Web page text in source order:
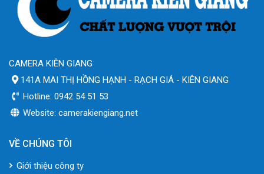
CAMERA KIÊN GIANG
141A MAI THỊ HỒNG HẠNH - RẠCH GIÁ - KIÊN GIANG
Hotline: 0942 54 51 53
Website: camerakiengiang.net
VỀ CHÚNG TÔI
Giới thiệu công ty